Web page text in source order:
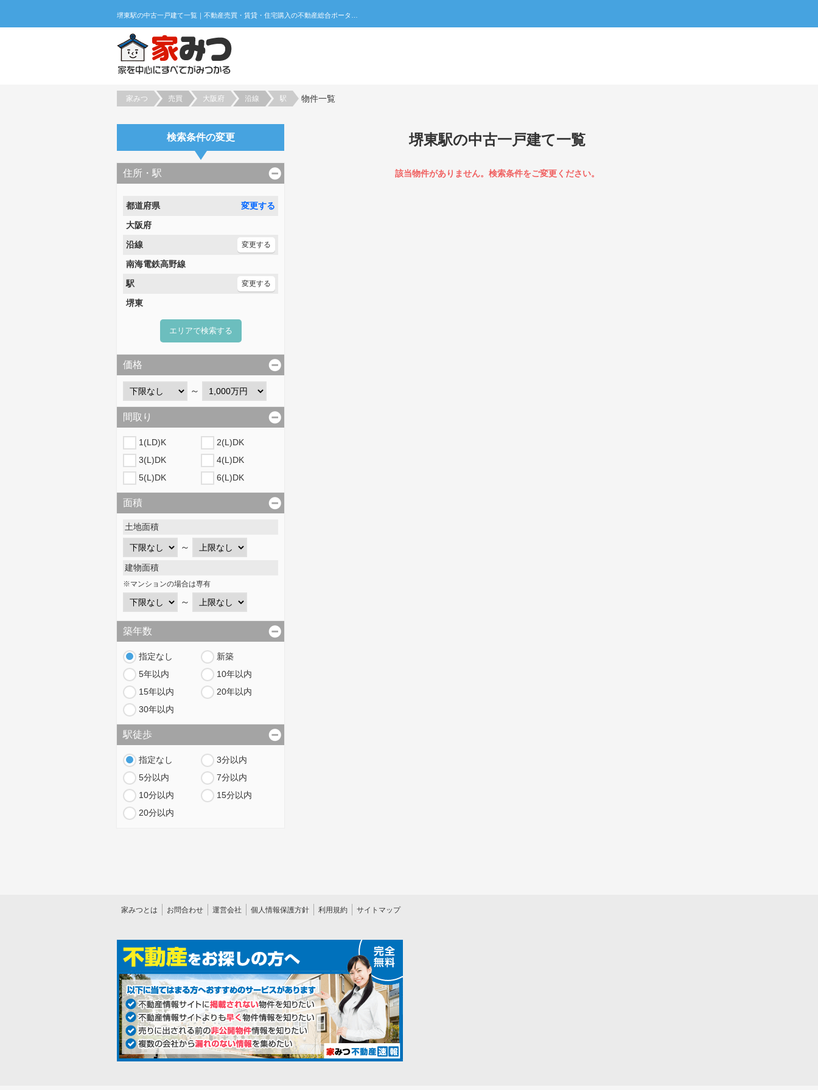
家みつ 売買 大阪府 沿線 駅 物件一覧
検索条件の変更
住所・駅
都道府県
変更する
大阪府
沿線
変更する
南海電鉄高野線
駅
変更する
堺東
エリアで検索する
価格
～
間取り
1(LD)K
2(L)DK
3(L)DK
4(L)DK
5(L)DK
6(L)DK
面積
土地面積
～
建物面積
※マンションの場合は専有
～
築年数
指定なし
新築
5年以内
10年以内
15年以内
20年以内
30年以内
駅徒歩
指定なし
3分以内
5分以内
7分以内
10分以内
15分以内
20分以内
堺東駅の中古一戸建て一覧
該当物件がありません。検索条件をご変更ください。
家みつとは お問合わせ 運営会社 個人情報保護方針 利用規約 サイトマップ